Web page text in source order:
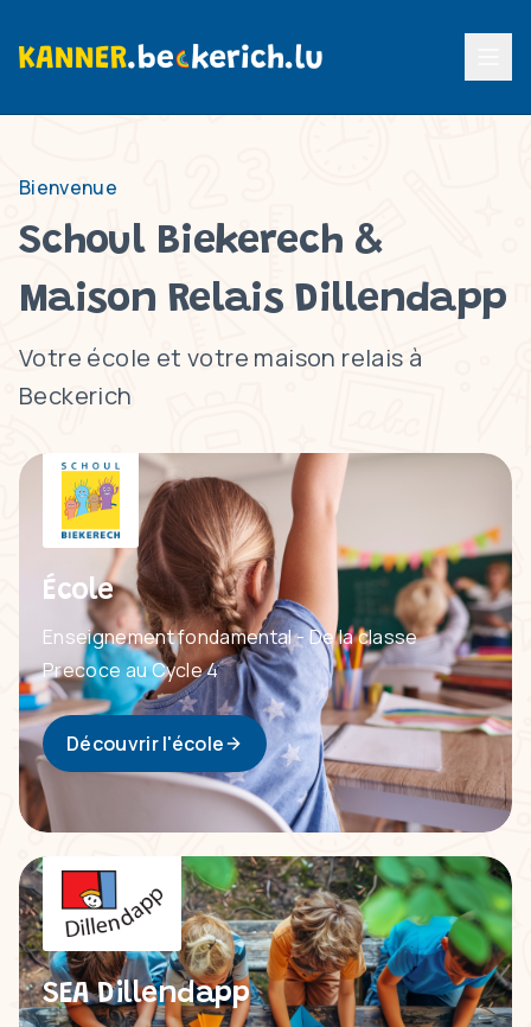
Bienvenue
Schoul Biekerech &
Maison Relais Dillendapp
Votre école et votre maison relais à
Beckerich
École
Enseignement fondamental - De la classe
Precoce au Cycle 4
Découvrir l'école
SEA Dillendapp